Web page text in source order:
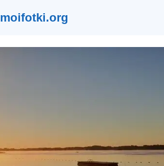
moifotki.org